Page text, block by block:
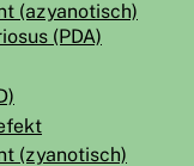
HOME
(azyanotisch)
(PDA)
(zyanotisch)